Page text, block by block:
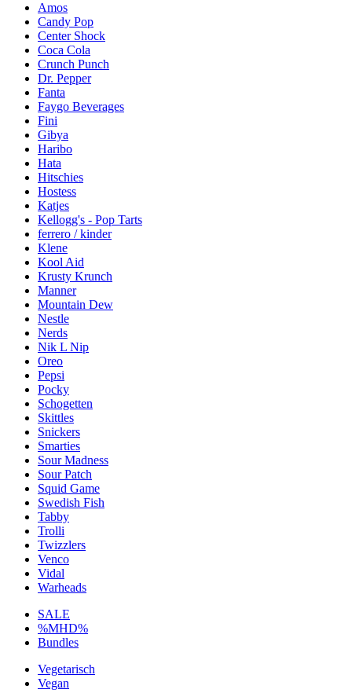
Amos
Candy Pop
Center Shock
Coca Cola
Crunch Punch
Dr. Pepper
Fanta
Faygo Beverages
Fini
Gibya
Haribo
Hata
Hitschies
Hostess
Katjes
Kellogg's - Pop Tarts
ferrero / kinder
Klene
Kool Aid
Krusty Krunch
Manner
Mountain Dew
Nestle
Nerds
Nik L Nip
Oreo
Pepsi
Pocky
Schogetten
Skittles
Snickers
Smarties
Sour Madness
Sour Patch
Squid Game
Swedish Fish
Tabby
Trolli
Twizzlers
Venco
Vidal
Warheads
SALE
%MHD%
Bundles
Vegetarisch
Vegan